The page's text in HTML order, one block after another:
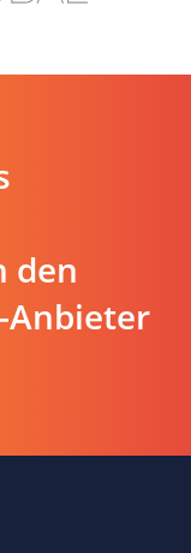
den
Anbieter